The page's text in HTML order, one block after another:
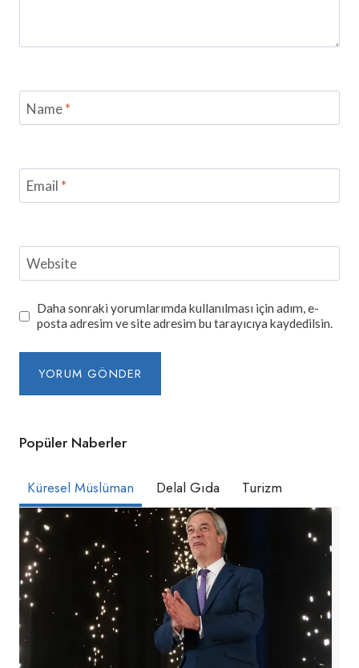
Name*
Email *
Website
Daha sonraki yorumlarımda kullanılması için adım, e-
posta adresim ve site adresim bu tarayıcıya kaydedilsin.
Popüler Naberler
Küresel Müslüman Delal Gıda Turizm